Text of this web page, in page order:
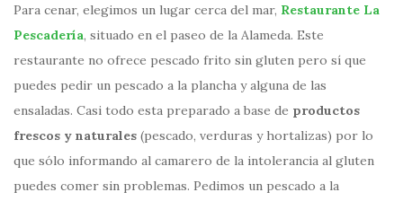
Para cenar, elegimos un lugar cerca del mar, Restaurante La
Pescadería, situado en el paseo de la Alameda. Este
restaurante no ofrece pescado frito sin gluten pero sí que
puedes pedir un pescado a la plancha y alguna de las
ensaladas. Casi todo esta preparado a base de productos
frescos y naturales (pescado, verduras y hortalizas) por lo
que sólo informando al camarero de la intolerancia al gluten
puedes comer sin problemas. Pedimos un pescado a la